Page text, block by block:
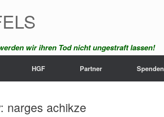
wir ihren Tod nicht ungestraft lassen!
HGF Partner Spenden
narges achikze